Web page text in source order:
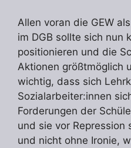
Allen voran die GEW
im DGB sollte sich nun
positionieren und die
Aktionen größtmöglich
wichtig, dass sich
Sozialarbeiter:innen
Forderungen der
und sie vor Repression
und nicht ohne Ironie,